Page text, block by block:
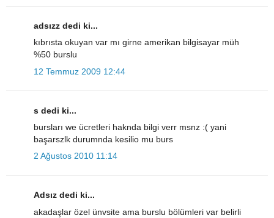
adsızz dedi ki...
kıbrısta okuyan var mı girne amerikan bilgisayar müh
%50 burslu
12 Temmuz 2009 12:44
s dedi ki...
bursları we ücretleri haknda bilgi verr msnz :( yani
başarszlk durumnda kesilio mu burs
2 Ağustos 2010 11:14
Adsız dedi ki...
akadaşlar özel ünvsite ama burslu bölümleri var belirli